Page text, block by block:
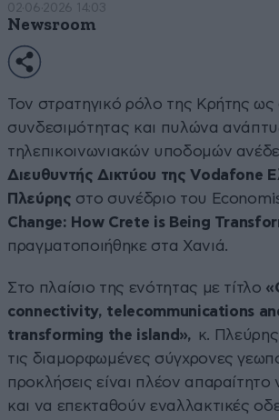
02·06·2026 14:03
Newsroom
Τον στρατηγικό ρόλο της Κρήτης ως
συνδεσιμότητας και πυλώνα
τηλεπικοινωνιακών υποδομών
Διευθυντής Δικτύου της Vodafone
Πλεύρης στο συνέδριο του
Change: How Crete is Being
πραγματοποιήθηκε στα Χανιά.
Στο πλαίσιο της ενότητας με τίτλο
connectivity, telecommunications
transforming the island», κ.
τις διαμορφωμένες σύγχρονες
προκλήσεις είναι πλέον
και να επεκταθούν εναλλακτικές